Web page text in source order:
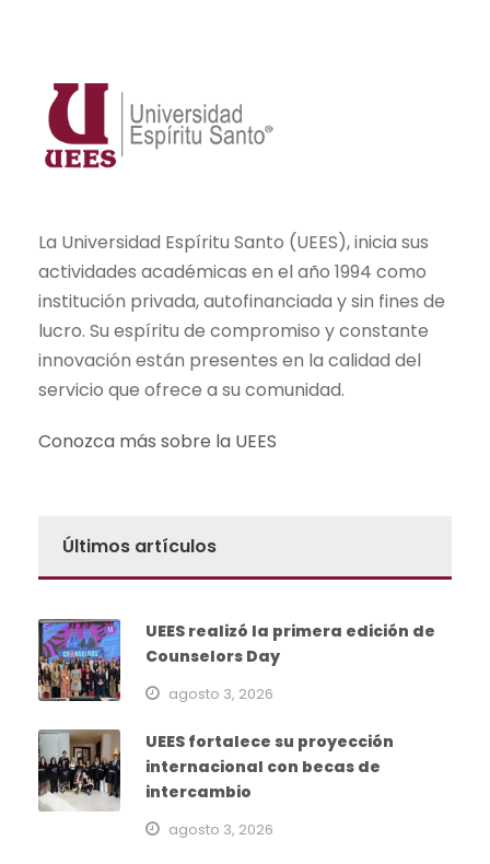
La Universidad Espíritu Santo (UEES), inicia sus
actividades académicas en el año 1994 como
institución privada, autofinanciada y sin fines de
lucro. Su espíritu de compromiso y constante
innovación están presentes en la calidad del
servicio que ofrece a su comunidad.
Conozca más sobre la UEES
Últimos artículos
UEES realizó la primera edición de
Counselors Day
agosto 3, 2026
UEES fortalece su proyección
internacional con becas de
intercambio
agosto 3, 2026